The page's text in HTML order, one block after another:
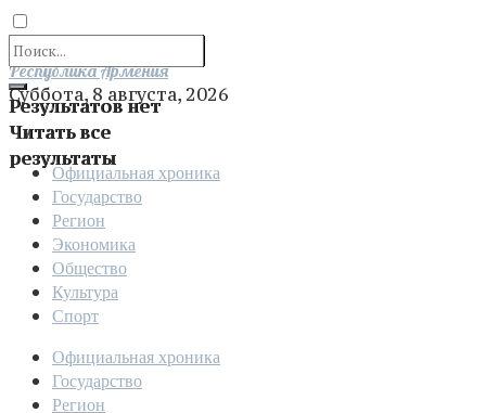
Результатов нет
Читать все
результаты
Отправить
Республика Армения
Суббота, 8 августа, 2026
Официальная хроника
Государство
Регион
Экономика
Общество
Культура
Спорт
Официальная хроника
Государство
Регион